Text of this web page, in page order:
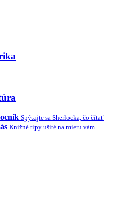
Spýtajte sa Sherlocka, čo čítať
Knižné tipy ušité na mieru vám